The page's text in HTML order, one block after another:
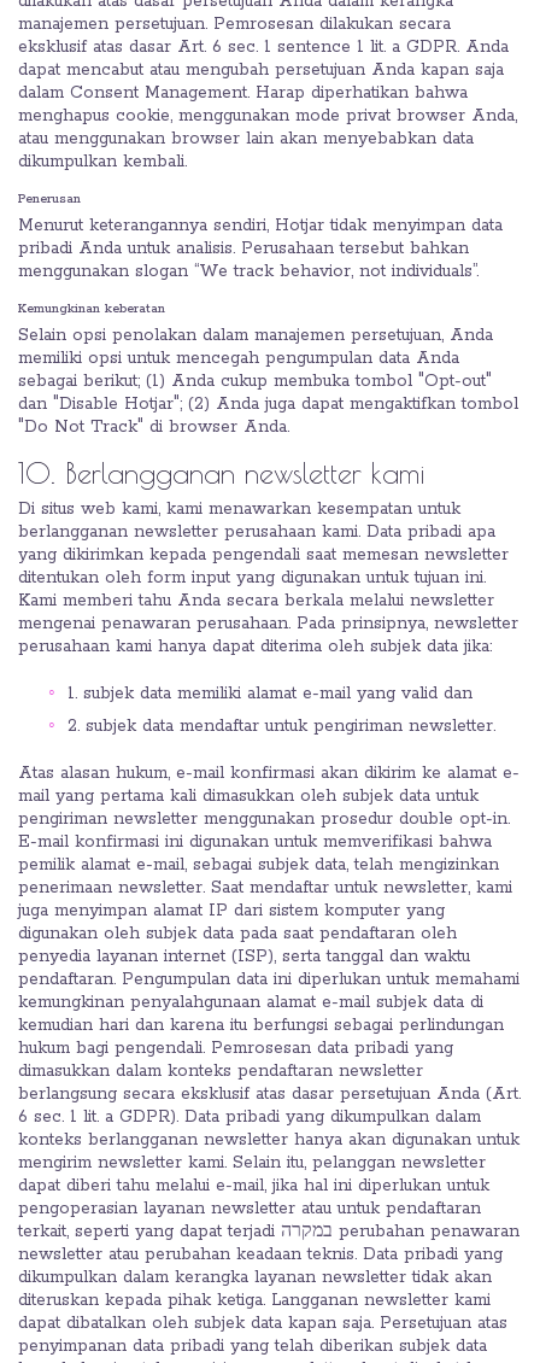
manajemen persetujuan. Pemrosesan dilakukan secara
eksklusif atas dasar Art. 6 sec. 1 sentence 1 lit. a GDPR. Anda
dapat mencabut atau mengubah persetujuan Anda kapan saja
dalam Consent Management. Harap diperhatikan bahwa
menghapus cookie, menggunakan mode privat browser Anda,
atau menggunakan browser lain akan menyebabkan data
dikumpulkan kembali.
Penerusan
Menurut keterangannya sendiri, Hotjar tidak menyimpan data
pribadi Anda untuk analisis. Perusahaan tersebut bahkan
menggunakan slogan “We track behavior, not individuals”.
Kemungkinan keberatan
Selain opsi penolakan dalam manajemen persetujuan, Anda
memiliki opsi untuk mencegah pengumpulan data Anda
sebagai berikut; (1) Anda cukup membuka tombol "Opt-out"
dan "Disable Hotjar"; (2) Anda juga dapat mengaktifkan tombol
"Do Not Track" di browser Anda.
10. Berlangganan newsletter kami
Di situs web kami, kami menawarkan kesempatan untuk
berlangganan newsletter perusahaan kami. Data pribadi apa
yang dikirimkan kepada pengendali saat memesan newsletter
ditentukan oleh form input yang digunakan untuk tujuan ini.
Kami memberi tahu Anda secara berkala melalui newsletter
mengenai penawaran perusahaan. Pada prinsipnya, newsletter
perusahaan kami hanya dapat diterima oleh subjek data jika:
1. subjek data memiliki alamat e-mail yang valid dan
2. subjek data mendaftar untuk pengiriman newsletter.
Atas alasan hukum, e-mail konfirmasi akan dikirim ke alamat e-
mail yang pertama kali dimasukkan oleh subjek data untuk
pengiriman newsletter menggunakan prosedur double opt-in.
E-mail konfirmasi ini digunakan untuk memverifikasi bahwa
pemilik alamat e-mail, sebagai subjek data, telah mengizinkan
penerimaan newsletter. Saat mendaftar untuk newsletter, kami
juga menyimpan alamat IP dari sistem komputer yang
digunakan oleh subjek data pada saat pendaftaran oleh
penyedia layanan internet (ISP), serta tanggal dan waktu
pendaftaran. Pengumpulan data ini diperlukan untuk memahami
kemungkinan penyalahgunaan alamat e-mail subjek data di
kemudian hari dan karena itu berfungsi sebagai perlindungan
hukum bagi pengendali. Pemrosesan data pribadi yang
dimasukkan dalam konteks pendaftaran newsletter
berlangsung secara eksklusif atas dasar persetujuan Anda (Art.
6 sec. 1 lit. a GDPR). Data pribadi yang dikumpulkan dalam
konteks berlangganan newsletter hanya akan digunakan untuk
mengirim newsletter kami. Selain itu, pelanggan newsletter
dapat diberi tahu melalui e-mail, jika hal ini diperlukan untuk
pengoperasian layanan newsletter atau untuk pendaftaran
terkait, seperti yang dapat terjadi במקרה perubahan penawaran
newsletter atau perubahan keadaan teknis. Data pribadi yang
dikumpulkan dalam kerangka layanan newsletter tidak akan
diteruskan kepada pihak ketiga. Langganan newsletter kami
dapat dibatalkan oleh subjek data kapan saja. Persetujuan atas
penyimpanan data pribadi yang telah diberikan subjek data